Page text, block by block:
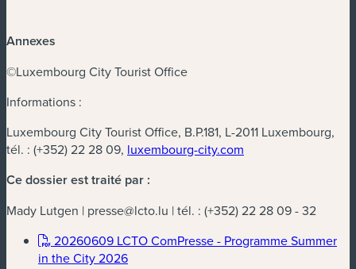
Annexes
©Luxembourg City Tourist Office
Informations :
Luxembourg City Tourist Office, B.P.181, L-2011 Luxembourg,
tél. : (+352) 22 28 09, luxembourg-city.com
Ce dossier est traité par :
Mady Lutgen | presse@lcto.lu | tél. : (+352) 22 28 09 - 32
20260609 LCTO ComPresse - Programme Summer
in the City 2026(new window)